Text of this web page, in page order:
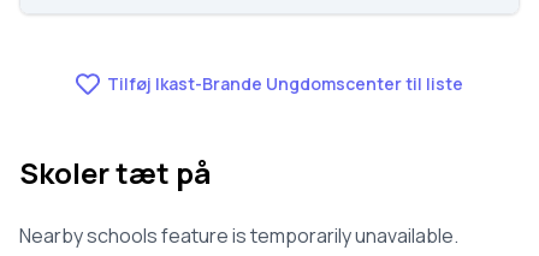
Tilføj Ikast-Brande Ungdomscenter til liste
Skoler tæt på
Nearby schools feature is temporarily unavailable.